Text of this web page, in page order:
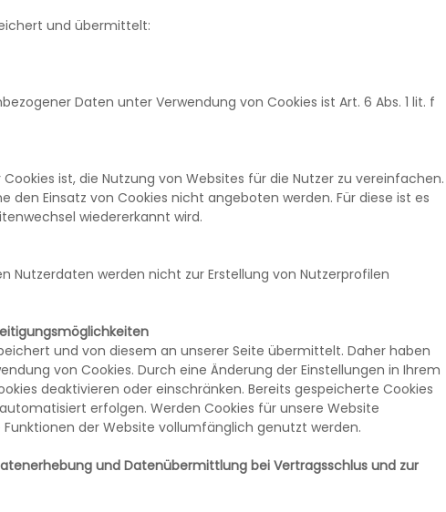
und übermittelt:
Daten unter Verwendung von Cookies ist Art. 6 Abs. 1 lit. f
ist, die Nutzung von Websites für die Nutzer zu vereinfachen.
den Einsatz von Cookies nicht angeboten werden. Für diese ist es
wiedererkannt wird.
Nutzerdaten werden nicht zur Erstellung von Nutzerprofilen
und von diesem an unserer Seite übermittelt. Daher haben
von Cookies. Durch eine Änderung der Einstellungen in Ihrem
deaktivieren oder einschränken. Bereits gespeicherte Cookies
erfolgen. Werden Cookies für unsere Website
der Website vollumfänglich genutzt werden.
und Datenübermittlung bei Vertragsschlus und zur